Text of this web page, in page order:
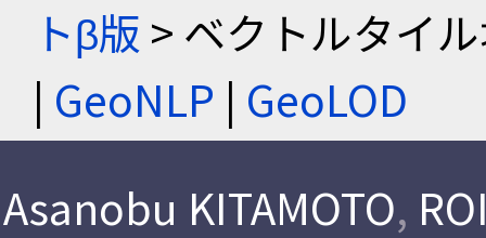
トβ版 > ベクトルタイ
| GeoNLP | GeoLOD
Asanobu KITAMOTO,